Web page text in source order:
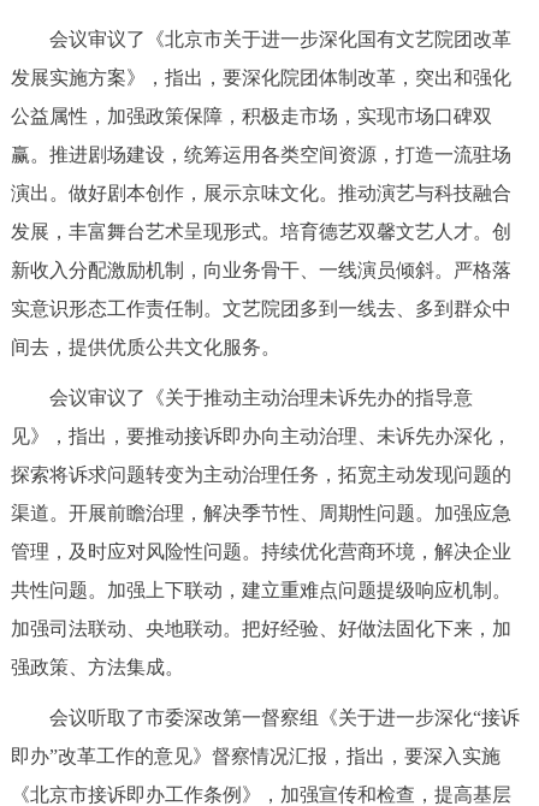
会议审议了《北京市关于进一步深化国有文艺院团改革
发展实施方案》，指出，要深化院团体制改革，突出和强化
公益属性，加强政策保障，积极走市场，实现市场口碑双
赢。推进剧场建设，统筹运用各类空间资源，打造一流驻场
演出。做好剧本创作，展示京味文化。推动演艺与科技融合
发展，丰富舞台艺术呈现形式。培育德艺双馨文艺人才。创
新收入分配激励机制，向业务骨干、一线演员倾斜。严格落
实意识形态工作责任制。文艺院团多到一线去、多到群众中
间去，提供优质公共文化服务。
会议审议了《关于推动主动治理未诉先办的指导意
见》，指出，要推动接诉即办向主动治理、未诉先办深化，
探索将诉求问题转变为主动治理任务，拓宽主动发现问题的
渠道。开展前瞻治理，解决季节性、周期性问题。加强应急
管理，及时应对风险性问题。持续优化营商环境，解决企业
共性问题。加强上下联动，建立重难点问题提级响应机制。
加强司法联动、央地联动。把好经验、好做法固化下来，加
强政策、方法集成。
会议听取了市委深改第一督察组《关于进一步深化“接诉
即办”改革工作的意见》督察情况汇报，指出，要深入实施
《北京市接诉即办工作条例》，加强宣传和检查，提高基层